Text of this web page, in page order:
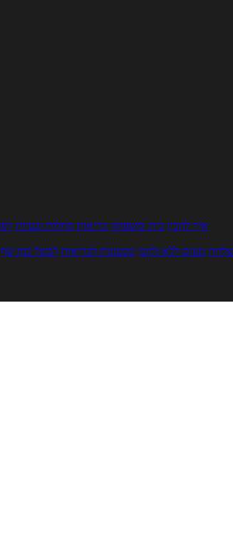
איך להכין בית ומשפחה בריאות מחלות ובעיות
טעים ללא גלוטן טבעונות לבריאות לבשל כמו שף